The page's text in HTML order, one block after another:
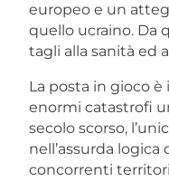
europeo e un
quello ucraino. Da
tagli alla sanità ed
La posta in gioco
enormi catastrofi
secolo scorso,
nell’assurda
concorrenti